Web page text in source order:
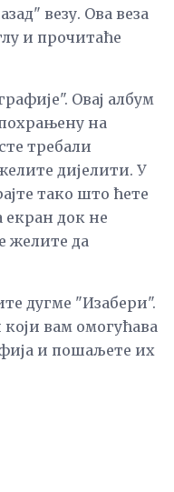
везу. Ова веза
и прочитаће
Овај албум
на
требали
дијелити. У
тако што ћете
екран док не
желите да
дугме "Изабери".
вам омогућава
и пошаљете их